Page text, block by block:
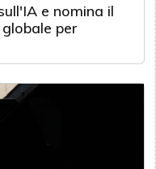
e nomina il
per